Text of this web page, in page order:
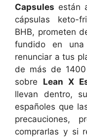
Capsules están
cápsulas keto-
BHB, prometen
fundido en
renunciar a tus
de más de
sobre Lean X
llevan dentro,
españoles que
precauciones,
comprarlas y si